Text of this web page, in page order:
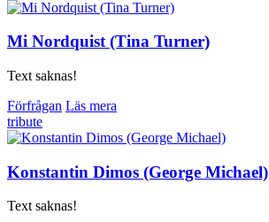
Mi Nordquist (Tina Turner)
Text saknas!
Förfrågan Läs mera
tribute
Konstantin Dimos (George Michael)
Text saknas!